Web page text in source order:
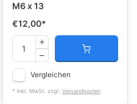
M6 x 13
€12,00*
Vergleichen
* Inkl. MwSt. zzgl. Versandkosten